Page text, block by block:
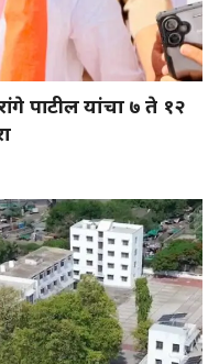
पाटील यांचा ७ ते १२